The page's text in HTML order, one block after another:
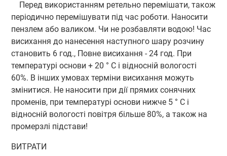
Перед використанням ретельно перемішати, також
періодично перемішувати під час роботи. Наносити
пензлем або валиком. Чи не розбавляти водою! Час
висихання до нанесення наступного шару розчину
становить 6 год., Повне висихання - 24 год. При
температурі основи + 20 ° С і відносній вологості
60%. В інших умовах терміни висихання можуть
змінитися. Не наносити при дії прямих сонячних
променів, при температурі основи нижче 5 ° С і
відносній вологості повітря більше 80%, а також на
промерзлі підстави!
ВИТРАТИ